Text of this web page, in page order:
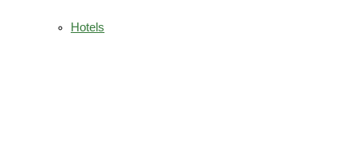
Hotels